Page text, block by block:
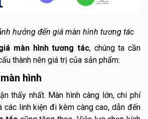
hưởng đến giá màn hình tương tác
màn hình tương tác, chúng ta cần
thành nên giá trị của sản phẩm:
hình
thấy nhất. Màn hình càng lớn, chi phí
các linh kiện đi kèm càng cao, dẫn đến